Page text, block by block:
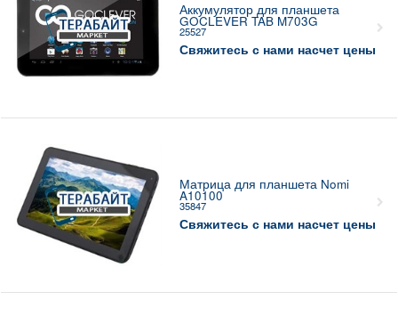
Аккумулятор для планшета
GOCLEVER TAB M703G
25527
Свяжитесь с нами насчет цены
Матрица для планшета Nomi
A10100
35847
Свяжитесь с нами насчет цены